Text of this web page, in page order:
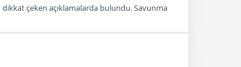
çeken açıklamalarda bulundu. Savunma